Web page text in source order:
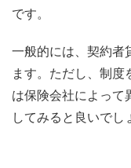
です。
一般的には、契約者
ます。ただし、制度
は保険会社によって
してみると良いでし